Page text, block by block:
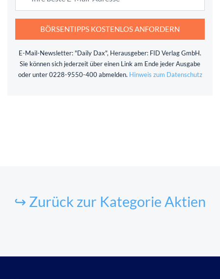
BÖRSENTIPPS KOSTENLOS ANFORDERN
E-Mail-Newsletter: "Daily Dax", Herausgeber: FID Verlag GmbH.
Sie können sich jederzeit über einen Link am Ende jeder Ausgabe
oder unter 0228-9550-400 abmelden. Hinweis zum Datenschutz
↪ Zurück zur Kategorie Aktien